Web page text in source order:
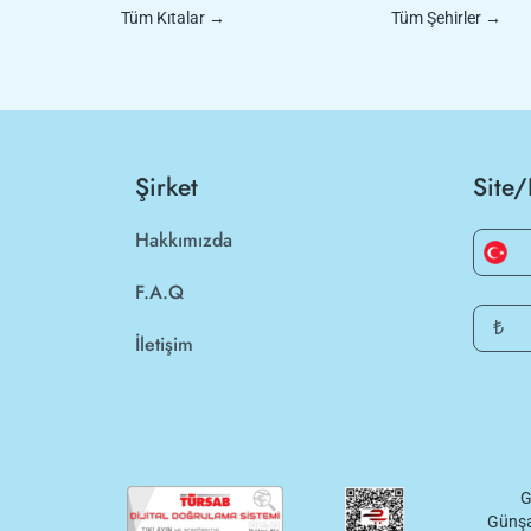
Tüm Kıtalar → Tüm Şehirler →
Şirket
Hakkımızda
F.A.Q
İletişim
₺